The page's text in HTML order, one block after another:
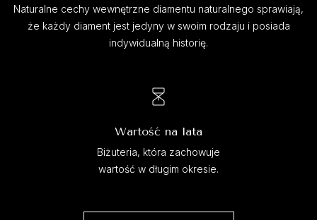
Naturalne cechy wewnętrzne diamentu naturalnego sprawiają,
że każdy diament jest jedyny w swoim rodzaju i posiada
indywidualną historię.
Wartość na lata
Biżuteria, która zachowuje
wartość w długim okresie.